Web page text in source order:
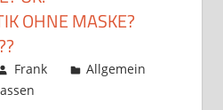
OHNE MASKE?
Frank
Allgemein